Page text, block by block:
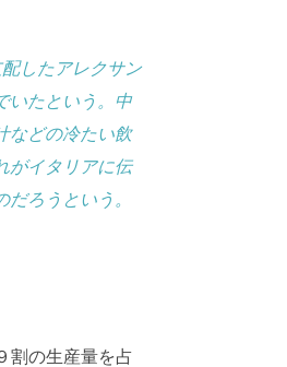
したアレクサン
いたという。中
などの冷たい飲
がイタリアに伝
ろうという。
割の生産量を占